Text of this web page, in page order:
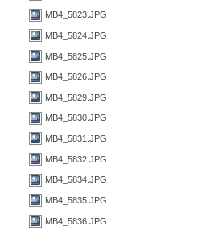
MB4_5823.JPG
MB4_5824.JPG
MB4_5825.JPG
MB4_5826.JPG
MB4_5829.JPG
MB4_5830.JPG
MB4_5831.JPG
MB4_5832.JPG
MB4_5834.JPG
MB4_5835.JPG
MB4_5836.JPG